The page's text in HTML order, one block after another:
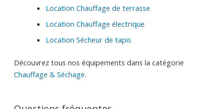
Location Chauffage de terrasse
Location Chauffage électrique
Location Sécheur de tapis
Découvrez tous nos équipements dans la catégorie
Chauffage & Séchage.